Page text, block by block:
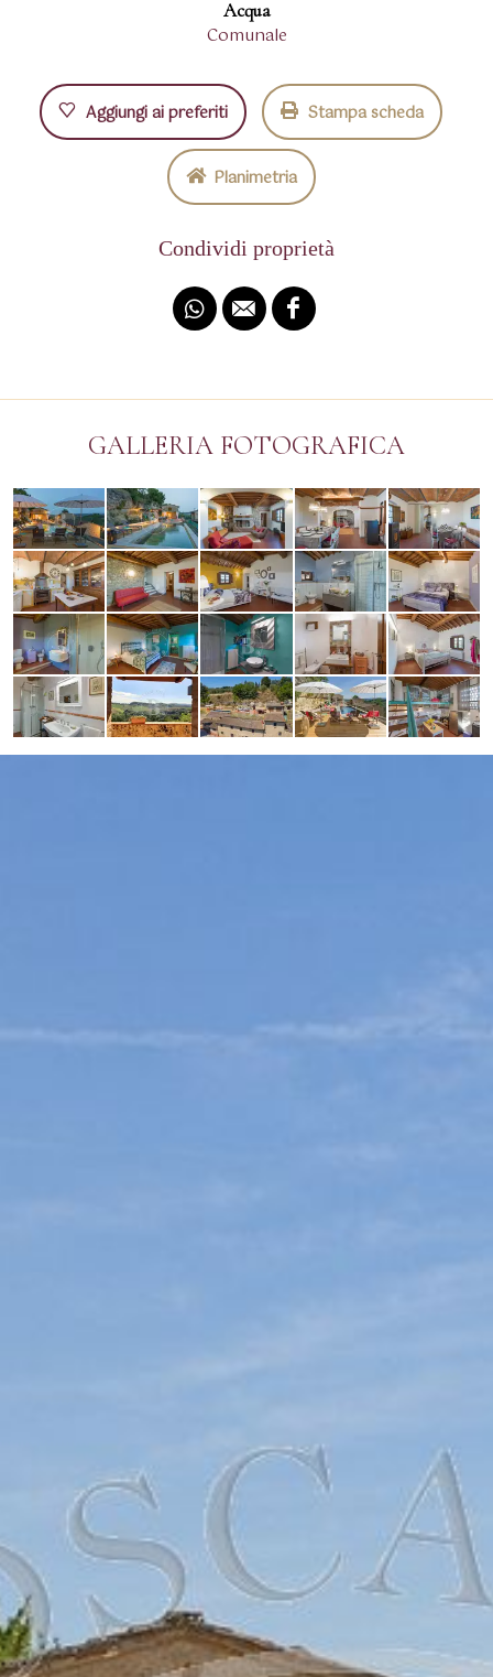
Acqua
Comunale
Aggiungi ai preferiti Stampa scheda
Planimetria
Condividi proprietà
GALLERIA FOTOGRAFICA